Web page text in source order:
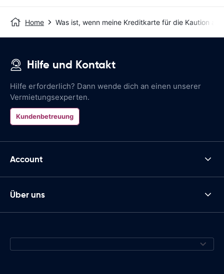
Home Was ist, wenn meine Kreditkarte für die Kaution
Hilfe und Kontakt
Hilfe erforderlich? Dann wende dich an einen unserer
Vermietungsexperten.
Kundenbetreuung
Account
Über uns